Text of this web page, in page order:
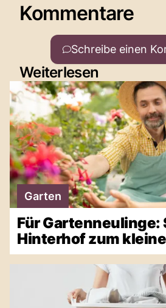
Kommentare
Schreibe einen
Weiterlesen
Garten
Für Gartenneulinge:
Hinterhof zum